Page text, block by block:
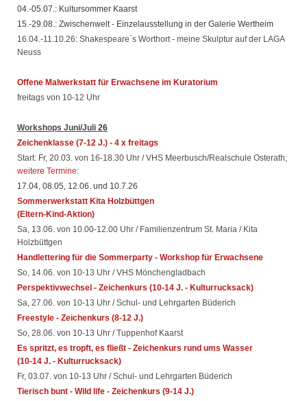
04.-05.07.: Kultursommer Kaarst
15.-29.08.: Zwischenwelt - Einzelausstellung in der Galerie Wertheim
16.04.-11.10.26: Shakespeare`s Worthort - meine Skulptur auf der LAGA
Neuss
Offene Malwerkstatt für Erwachsene im Kuratorium
freitags von 10-12 Uhr
Workshops Juni/Juli 26
Zeichenklasse (7-12 J.) - 4 x freitags
Start: Fr, 20.03. von 16-18.30 Uhr / VHS Meerbusch/Realschule Osterath;
weitere Termine:
17.04, 08.05, 12.06. und 10.7.26
Sommerwerkstatt Kita Holzbüttgen
(Eltern-Kind-Aktion)
Sa, 13.06. von 10.00-12.00 Uhr / Familienzentrum St. Maria / Kita
Holzbüttgen
Handlettering für die Sommerparty - Workshop für Erwachsene
So, 14.06. von 10-13 Uhr / VHS Mönchengladbach
Perspektivwechsel - Zeichenkurs (10-14 J. - Kulturrucksack)
Sa, 27.06. von 10-13 Uhr / Schul- und Lehrgarten Büderich
Freestyle - Zeichenkurs (8-12 J.)
So, 28.06. von 10-13 Uhr / Tuppenhof Kaarst
Es spritzt, es tropft, es fließt - Zeichenkurs rund ums Wasser
(10-14 J. - Kulturrucksack)
Fr, 03.07. von 10-13 Uhr / Schul- und Lehrgarten Büderich
Tierisch bunt - Wild life - Zeichenkurs (9-14 J.)